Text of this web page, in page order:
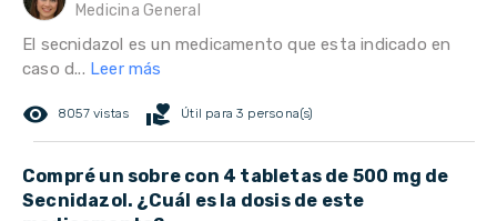
Medicina General
El secnidazol es un medicamento que esta indicado en
caso d... Leer más
remove_red_eye 8057 vistas volunteer_activism Útil para 3 persona(s)
Compré un sobre con 4 tabletas de 500 mg de
Secnidazol. ¿Cuál es la dosis de este